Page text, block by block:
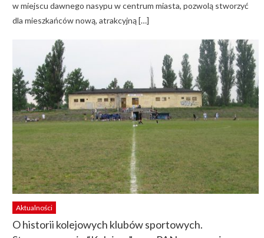
w miejscu dawnego nasypu w centrum miasta, pozwolą stworzyć
dla mieszkańców nową, atrakcyjną […]
Aktualności
O historii kolejowych klubów sportowych.